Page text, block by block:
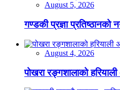
August 5, 2026
गण्डकी प्रज्ञा
August 4, 2026
पोखरा रङ्गशालाको